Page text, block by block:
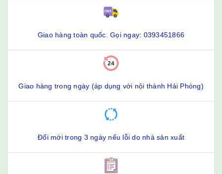
Giao hàng toàn quốc. Gọi ngay: 0393451866
Giao hàng trong ngày (áp dụng với nội thành Hải Phòng)
Đổi mới trong 3 ngày nếu lỗi do nhà sản xuất